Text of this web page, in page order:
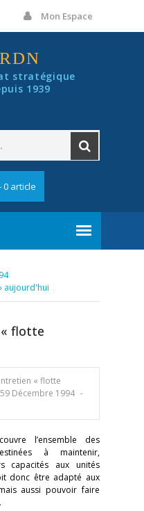
Mon Espace
RDN
stratégique
1939
0 article
aujourd'hui
flotte
« flotte
Décembre 1994 -
l’ensemble des
à maintenir,
capacités aux unités
donc être adapté aux
aussi pouvoir faire